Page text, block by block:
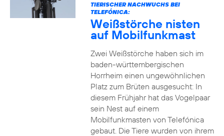
TIERISCHER NACHWUCHS BEI
TELEFÓNICA:
Weißstörche nisten
auf Mobilfunkmast
Zwei Weißstörche haben sich im
baden-württembergischen
Horrheim einen ungewöhnlichen
Platz zum Brüten ausgesucht: In
diesem Frühjahr hat das Vogelpaar
sein Nest auf einem
Mobilfunkmasten von Telefónica
gebaut. Die Tiere wurden von ihrem